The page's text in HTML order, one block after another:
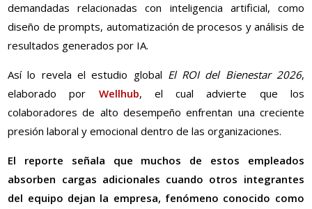
demandadas relacionadas con inteligencia artificial, como
diseño de prompts, automatización de procesos y análisis de
resultados generados por IA.
Así lo revela el estudio global El ROI del Bienestar 2026,
elaborado por Wellhub, el cual advierte que los
colaboradores de alto desempeño enfrentan una creciente
presión laboral y emocional dentro de las organizaciones.
El reporte señala que muchos de estos empleados
absorben cargas adicionales cuando otros integrantes
del equipo dejan la empresa, fenómeno conocido como